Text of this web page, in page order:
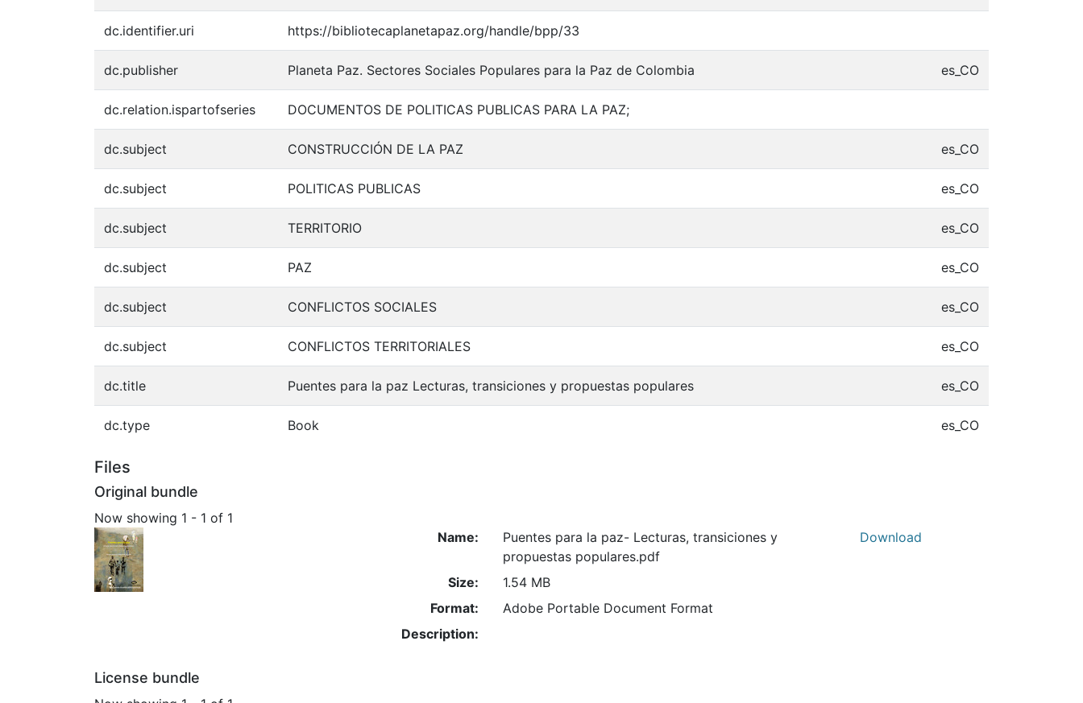
dc.identifier.uri https://bibliotecaplanetapaz.org/handle/bpp/33
dc.publisher Planeta Paz. Sectores Sociales Populares para la Paz de Colombia es_CO
dc.relation.ispartofseries DOCUMENTOS DE POLITICAS PUBLICAS PARA LA PAZ;
dc.subject CONSTRUCCIÓN DE LA PAZ es_CO
dc.subject POLITICAS PUBLICAS es_CO
dc.subject TERRITORIO es_CO
dc.subject PAZ es_CO
dc.subject CONFLICTOS SOCIALES es_CO
dc.subject CONFLICTOS TERRITORIALES es_CO
dc.title Puentes para la paz Lecturas, transiciones y propuestas populares es_CO
dc.type Book es_CO
Files
Original bundle
Now showing 1 - 1 of 1
Name:
Puentes para la paz- Lecturas, transiciones y
propuestas populares.pdf
Size:
1.54 MB
Format:
Adobe Portable Document Format
Description:
Download
License bundle